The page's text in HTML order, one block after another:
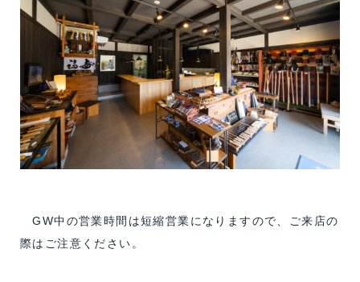
GW中の営業時間は短縮営業になりますので、ご来店の
際はご注意ください。